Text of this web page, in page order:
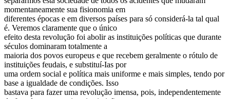
momentaneamente sua fisionomia em
diferentes épocas e em diversos países para só considerá-la tal qual
é. Veremos claramente que o único
efeito desta revolução foi abolir as instituições políticas que durante
séculos dominaram totalmente a
maioria dos povos europeus e que recebem geralmente o rótulo de
instituições feudais, e substituí-Ias por
uma ordem social e política mais uniforme e mais simples, tendo por
base a igualdade de condições. Isso
bastava para fazer uma revolução imensa, pois, independentemente